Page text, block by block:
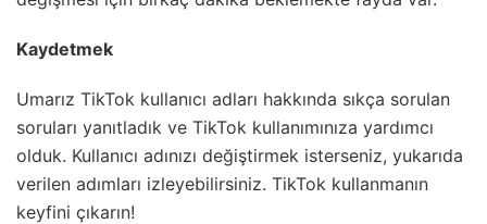
Kaydetmek
Umarız TikTok kullanıcı adları hakkında sıkça sorulan
soruları yanıtladık ve TikTok kullanımınıza yardımcı
olduk. Kullanıcı adınızı değiştirmek isterseniz, yukarıda
verilen adımları izleyebilirsiniz. TikTok kullanmanın
keyfini çıkarın!